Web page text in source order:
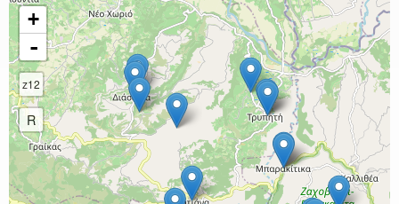
+
-
z12
R